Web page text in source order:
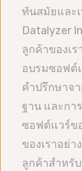
ทันสมัยและ
Datalyzer
ลูกค้าของเ
อบรมซอฟต์
คำปรึกษาจ
ฐาน และกา
ซอฟต์แวร์ข
ของเราอย่
ลูกค้าสำหรั